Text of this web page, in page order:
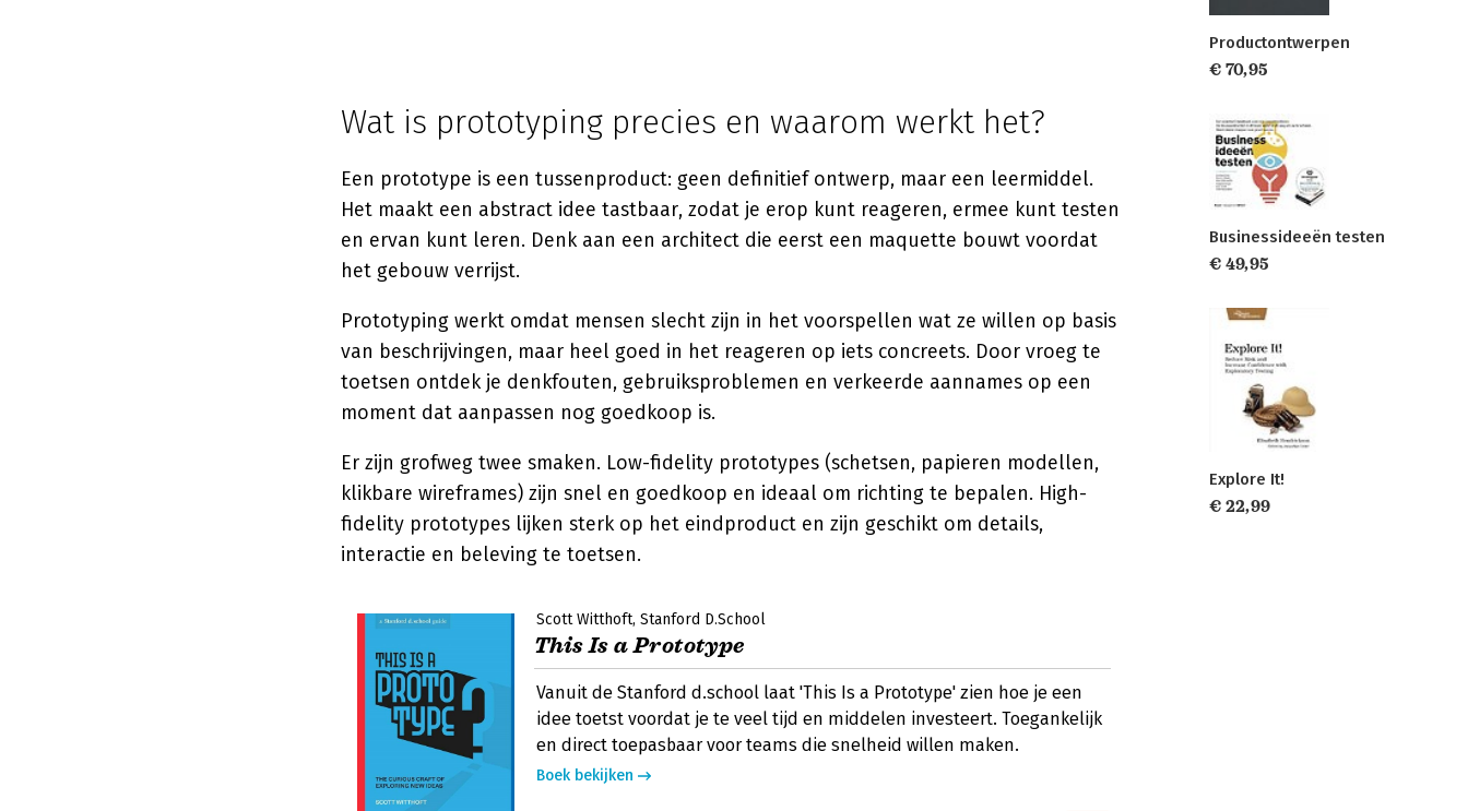
Wat is prototyping precies en waarom werkt het?
Een prototype is een tussenproduct: geen definitief ontwerp, maar een leermiddel.
Het maakt een abstract idee tastbaar, zodat je erop kunt reageren, ermee kunt testen
en ervan kunt leren. Denk aan een architect die eerst een maquette bouwt voordat
het gebouw verrijst.
Prototyping werkt omdat mensen slecht zijn in het voorspellen wat ze willen op basis
van beschrijvingen, maar heel goed in het reageren op iets concreets. Door vroeg te
toetsen ontdek je denkfouten, gebruiksproblemen en verkeerde aannames op een
moment dat aanpassen nog goedkoop is.
Er zijn grofweg twee smaken. Low-fidelity prototypes (schetsen, papieren modellen,
klikbare wireframes) zijn snel en goedkoop en ideaal om richting te bepalen. High-
fidelity prototypes lijken sterk op het eindproduct en zijn geschikt om details,
interactie en beleving te toetsen.
Scott Witthoft Stanford D.School
This Is a Prototype
Vanuit de Stanford d.school laat 'This Is a Prototype' zien hoe je een
idee toetst voordat je te veel tijd en middelen investeert. Toegankelijk
en direct toepasbaar voor teams die snelheid willen maken.
Boek bekijken
Productontwerpen
€ 70,95
Businessideeën testen
€ 49,95
Explore It!
€ 22,99